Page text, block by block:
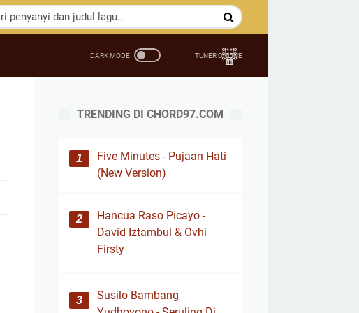
TRENDING DI CHORD97.COM
Five Minutes - Pujaan Hati
(New Version)
Hancua Raso Picayo -
David Iztambul & Ovhi
Firsty
Susilo Bambang